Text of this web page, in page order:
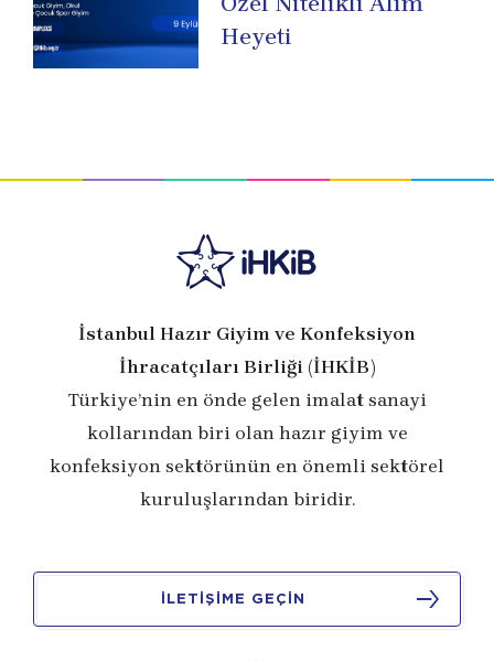
Heyeti
İstanbul Hazır Giyim ve Konfeksiyon
İhracatçıları Birliği (İHKİB)
Türkiye’nin en önde gelen imalat sanayi
kollarından biri olan hazır giyim ve
konfeksiyon sektörünün en önemli sektörel
kuruluşlarından biridir.
İLETİŞİME GEÇİN